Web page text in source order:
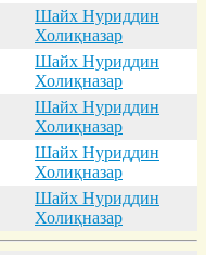
Шайх Нуриддин
Холиқназар
Шайх Нуриддин
Холиқназар
Шайх Нуриддин
Холиқназар
Шайх Нуриддин
Холиқназар
Шайх Нуриддин
Холиқназар